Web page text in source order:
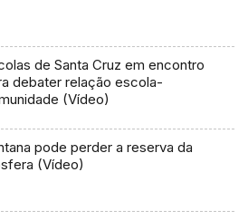
de Santa Cruz em encontro
debater relação escola-
(Vídeo)
pode perder a reserva da
(Vídeo)